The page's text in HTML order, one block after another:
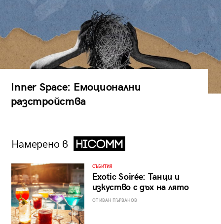
Inner Space: Емоционални
разстройства
Намерено в
СЪБИТИЯ
Exotic Soirée: Танци и
изкуство с дъх на лято
ОТ ИВАН ПЪРВАНОВ